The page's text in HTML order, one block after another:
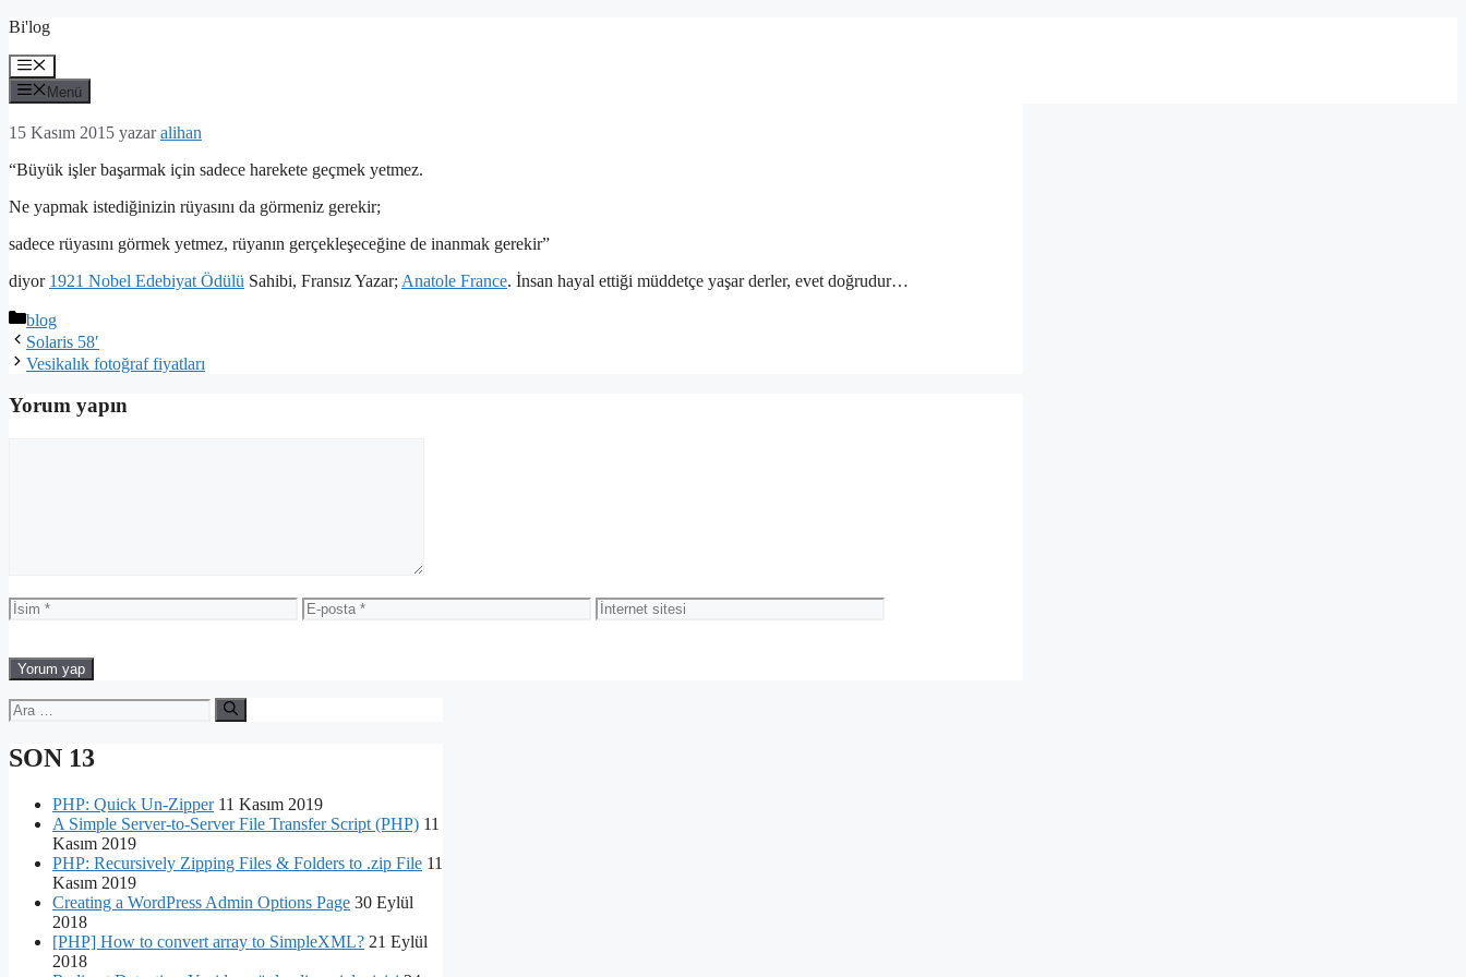
İçeriğe
Bi'log
Menü
Menü
15 Kasım 2015 yazaralihan
“Büyük işler başarmak için sadece harekete geçmek yetmez.
Ne yapmak istediğinizin rüyasını da görmeniz gerekir;
sadece rüyasını görmek yetmez, rüyanın gerçekleşeceğine de inanmak gerekir”
diyor 1921 Nobel Edebiyat Ödülü Sahibi, Fransız Yazar; Anatole France. İnsan hayal ettiği müddetçe yaşar derler, evet doğrudur…
Kategoriler
blog
Solaris 58′
Vesikalık fotoğraf fiyatları
Yorum yapın
İsim
E-
posta
İnternet
sitesi
için
ara
SON 13
PHP: Quick Un-Zipper 11 Kasım 2019
A Simple Server-to-Server File Transfer Script (PHP) 11
Kasım 2019
PHP: Recursively Zipping Files & Folders to .zip File 11
Kasım 2019
Creating a WordPress Admin Options Page 30 Eylül
2018
[PHP] How to convert array to SimpleXML? 21 Eylül
2018